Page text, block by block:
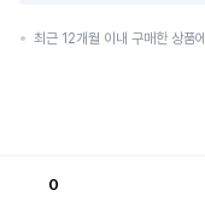
최근 12개월 이내 구매한 상품
0